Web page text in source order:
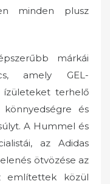
minden plusz
márkái
amely GEL-
ízületeket terhelő
és
A Hummel és
az Adidas
ötvözése az
említettek közül